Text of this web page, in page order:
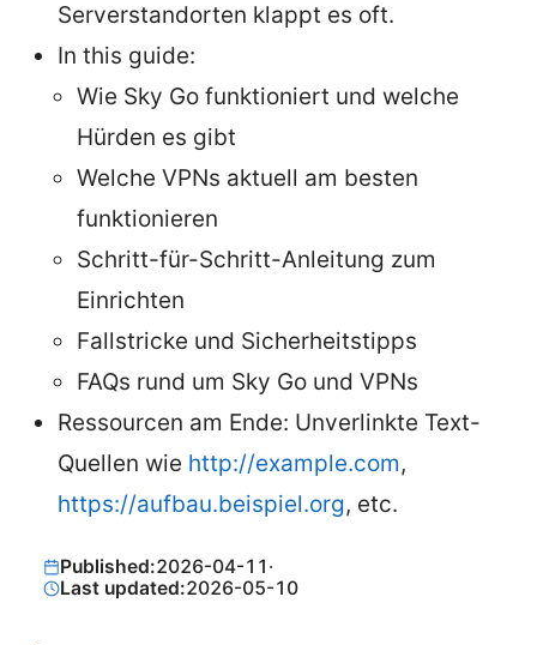
Serverstandorten klappt es oft.
In this guide:
Wie Sky Go funktioniert und welche
Hürden es gibt
Welche VPNs aktuell am besten
funktionieren
Schritt-für-Schritt-Anleitung zum
Einrichten
Fallstricke und Sicherheitstipps
FAQs rund um Sky Go und VPNs
Ressourcen am Ende: Unverlinkte Text-
Quellen wie http://example.com,
https://aufbau.beispiel.org, etc.
Published:2026-04-11 ·
Last updated:2026-05-10